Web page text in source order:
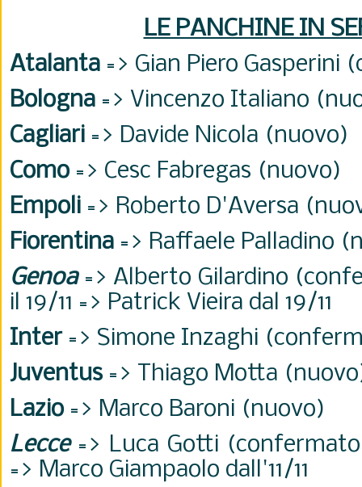
LE PANCHINE IN
Atalanta => Gian Piero Gasperini
Bologna => Vincenzo Italiano
Cagliari => Davide Nicola (nuovo)
Como => Cesc Fabregas (nuovo)
Empoli => Roberto D'Aversa
Fiorentina => Raffaele Palladino
Genoa => Alberto Gilardino
il 19/11 => Patrick Vieira dal 19/11
Inter => Simone Inzaghi
Juventus => Thiago Motta
Lazio => Marco Baroni (nuovo)
Lecce => Luca Gotti
=> Marco Giampaolo dall'11/11